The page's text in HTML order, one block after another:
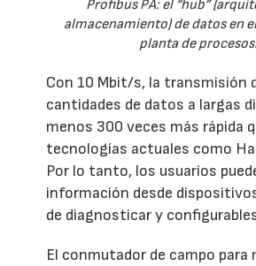
Profibus PA: el “hub”
almacenamiento) de datos en
planta de procesos.
Con 10 Mbit/s, la transmisión
cantidades de datos a largas
menos 300 veces más rápida
tecnologías actuales como
Por lo tanto, los usuarios
información desde
de diagnosticar y
El conmutador de campo para